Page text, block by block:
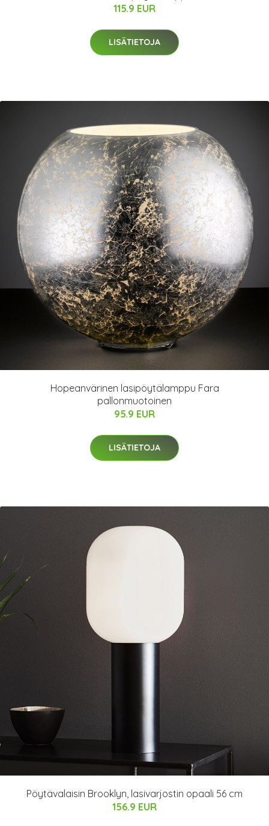
115.9 EUR
LISÄTIETOJA
Hopeanvärinen lasipöytälamppu Fara
pallonmuotoinen
95.9 EUR
LISÄTIETOJA
Pöytävalaisin Brooklyn, lasivarjostin opaali 56 cm
156.9 EUR